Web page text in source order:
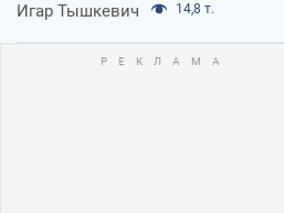
Игар Тышкевич 14,8 т.